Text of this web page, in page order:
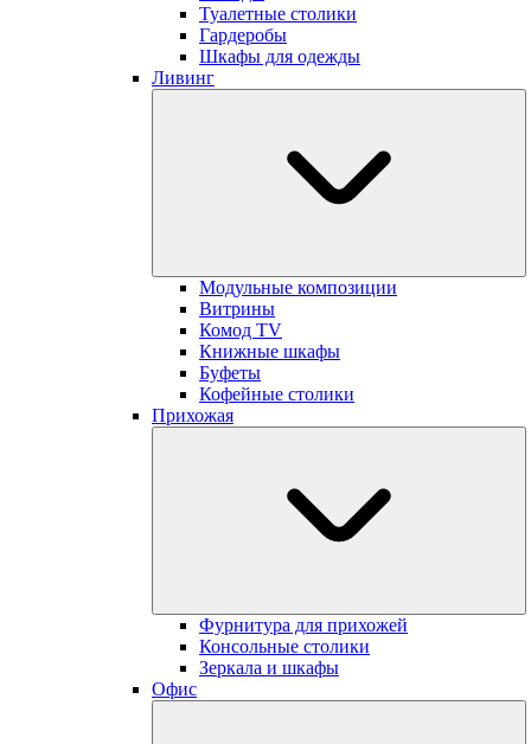
Туалетные столики
Гардеробы
Шкафы для одежды
Ливинг
Модульные композиции
Витрины
Комод TV
Книжные шкафы
Буфеты
Кофейные столики
Прихожая
Фурнитура для прихожей
Консольные столики
Зеркала и шкафы
Офис